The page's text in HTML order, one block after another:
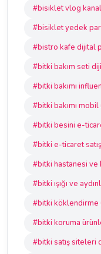
#bisiklet vlog
#bisiklet yedek
#bistro kafe dijital
#bitki bakım seti
#bitki bakımı
#bitki bakımı
#bitki besini e-
#bitki e-ticaret
#bitki hastanesi ve
#bitki ışığı ve
#bitki köklendirme
#bitki koruma
#bitki satış siteleri